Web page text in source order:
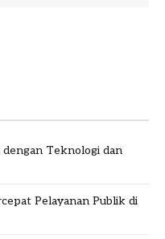
Teknologi dan
Pelayanan Publik di